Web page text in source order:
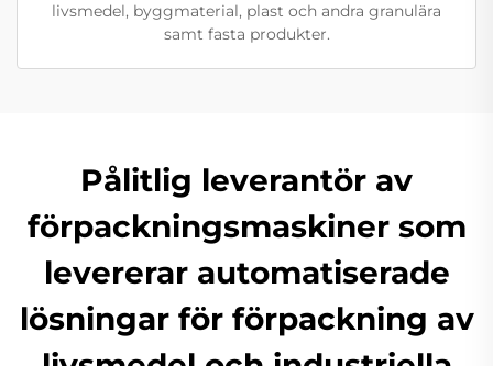
livsmedel, byggmaterial, plast och andra granulära
samt fasta produkter.
Pålitlig leverantör av
förpackningsmaskiner som
levererar automatiserade
lösningar för förpackning av